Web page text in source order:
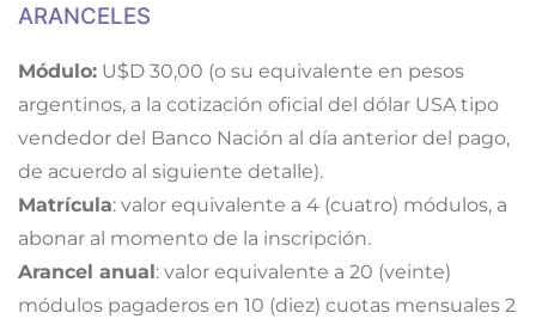
ARANCELES
Módulo: U$D 30,00 (o su equivalente en pesos
argentinos, a la cotización oficial del dólar USA tipo
vendedor del Banco Nación al día anterior del pago,
de acuerdo al siguiente detalle).
Matrícula: valor equivalente a 4 (cuatro) módulos, a
abonar al momento de la inscripción.
Arancel anual: valor equivalente a 20 (veinte)
módulos pagaderos en 10 (diez) cuotas mensuales 2